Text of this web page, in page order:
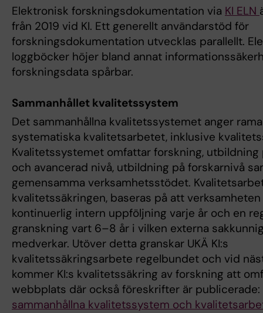
Elektronisk forsknings­dokumentation via KI ELN
från 2019 vid KI. Ett generellt användarstöd för
forskningsdokumentation utvecklas parallellt.
loggböcker höjer bland annat
forskningsdata spårbar.
Sammanhållet kvalitetssystem
Det sammanhållna kvalitetssystemet anger
systematiska kvalitetsarbetet, inklusive
Kvalitetssystemet omfattar forskning, utbildning
och avancerad nivå, utbildning på forskarnivå
gemensamma verksamhetsstödet.
kvalitetssäkringen, baseras på att
kontinuerlig intern uppföljning varje år och en
granskning vart 6–8 år i vilken externa
medverkar. Utöver detta granskar UKÄ KI:s
kvalitetssäkringsarbete regelbundet och vid
kommer KI:s kvalitetssäkring av forskning att
webbplats där också föreskrifter är publicerade:
sammanhållna kvalitetssystem och